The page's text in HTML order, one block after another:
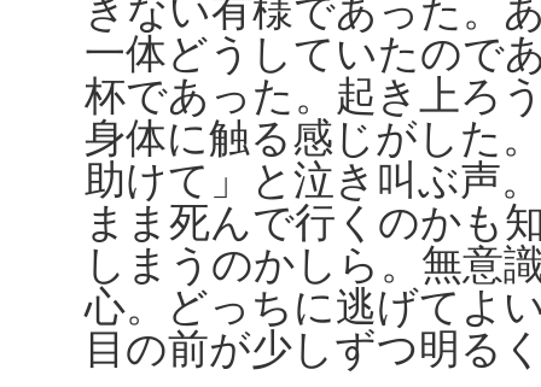
きない有様であった。
一体どうしていたので
杯であった。起き上ろ
身体に触る感じがした
助けて」と泣き叫ぶ声
まま死んで行くのかも
しまうのかしら。無意
心。どっちに逃げてよ
目の前が少しずつ明る